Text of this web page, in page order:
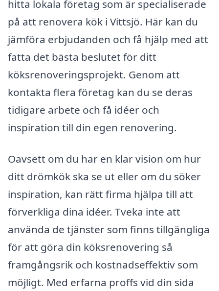
hitta lokala företag som är specialiserade
på att renovera kök i Vittsjö. Här kan du
jämföra erbjudanden och få hjälp med att
fatta det bästa beslutet för ditt
köksrenoveringsprojekt. Genom att
kontakta flera företag kan du se deras
tidigare arbete och få idéer och
inspiration till din egen renovering.
Oavsett om du har en klar vision om hur
ditt drömkök ska se ut eller om du söker
inspiration, kan rätt firma hjälpa till att
förverkliga dina idéer. Tveka inte att
använda de tjänster som finns tillgängliga
för att göra din köksrenovering så
framgångsrik och kostnadseffektiv som
möjligt. Med erfarna proffs vid din sida